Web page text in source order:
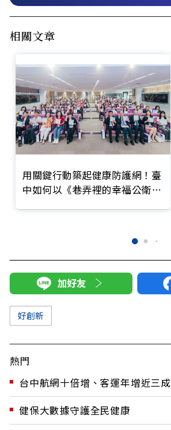
相關文章
用關鍵行動築起健康防護網！臺
中如何以《巷弄裡的幸福公衛》
加好友
好創新
熱門
台中航網十倍增、客運年增近三成
健保大數據守護全民健康